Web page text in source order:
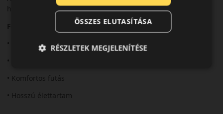
használathoz.
Fő előnyök röviden:
• SUV használatra optimalizált
• Stabil tapadás
• Komfortos futás
• Hosszú élettartam
ÖSSZES ELUTASÍTÁSA
RÉSZLETEK MEGJELENÍTÉSE